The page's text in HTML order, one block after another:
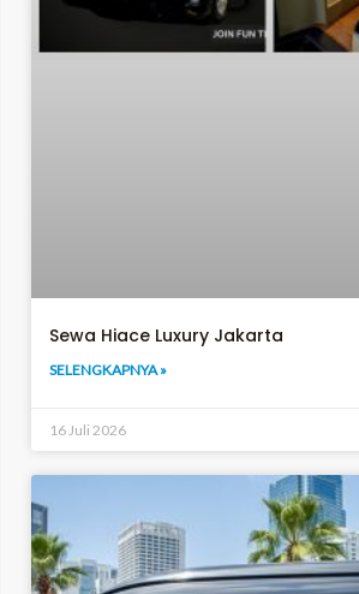
Sewa Hiace Luxury Jakarta
SELENGKAPNYA »
16 Juli 2026